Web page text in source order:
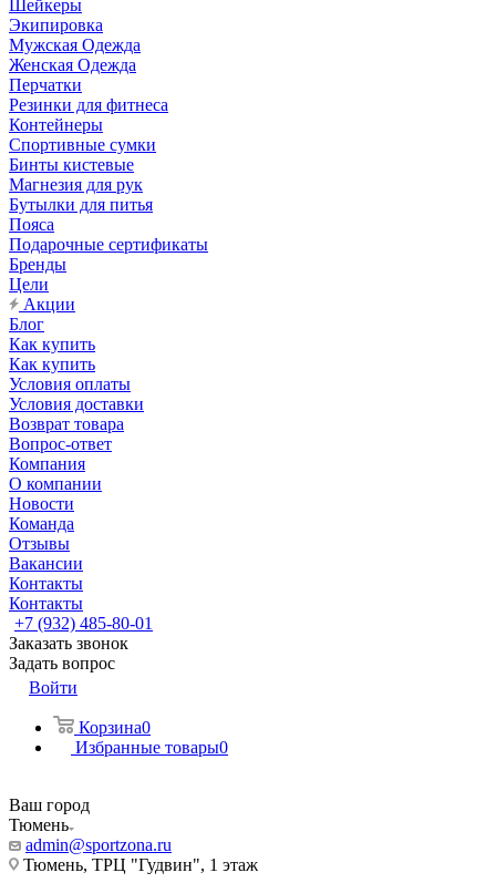
Шейкеры
Экипировка
Мужская Одежда
Женская Одежда
Перчатки
Резинки для фитнеса
Контейнеры
Спортивные сумки
Бинты кистевые
Магнезия для рук
Бутылки для питья
Пояса
Подарочные сертификаты
Бренды
Цели
Акции
Блог
Как купить
Как купить
Условия оплаты
Условия доставки
Возврат товара
Вопрос-ответ
Компания
О компании
Новости
Команда
Отзывы
Вакансии
Контакты
Контакты
+7 (932) 485-80-01
Заказать звонок
Задать вопрос
Войти
Корзина0
Избранные товары0
Ваш город
Тюмень
admin@sportzona.ru
Тюмень, ТРЦ "Гудвин", 1 этаж